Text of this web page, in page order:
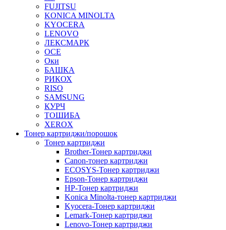
FUJITSU
KONICA MINOLTA
KYOCERA
LENOVO
ЛЕКСМАРК
OCE
Оки
БАШКА
РИКОХ
RISO
SAMSUNG
КУРЧ
ТОШИБА
XEROX
Тонер картриджи/порошок
Тонер картриджи
Brother-Тонер картриджи
Canon-тонер картриджи
ECOSYS-Тонер картриджи
Epson-Тонер картриджи
HP-Тонер картриджи
Konica Minolta-тонер картриджи
Kyocera-Тонер картриджи
Lemark-Тонер картриджи
Lenovo-Тонер картриджи